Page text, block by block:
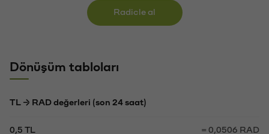
Radicle al
Dönüşüm tabloları
TL → RAD değerleri (son 24 saat)
0,5 TL = 0,0506 RAD